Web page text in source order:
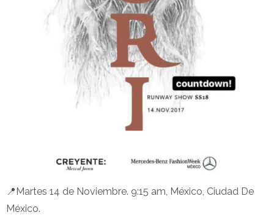
📍Martes 14 de Noviembre. 9:15 am, México, Ciudad De
México.